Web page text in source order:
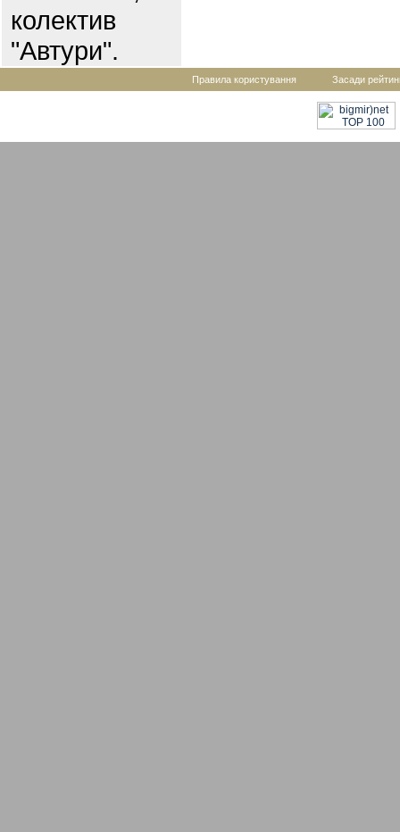
колектив
"Автури".
Правила користування Засади